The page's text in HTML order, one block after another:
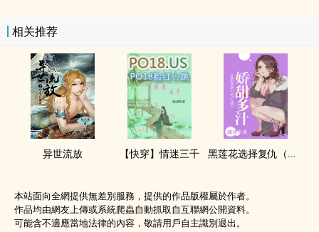
相关推荐
异世流放 【快穿】情迷三千 黑莲花选择复仇（‌‎­乱‍‎‎伦​­­、NP、­‌高​‌H‎‌）
本站面向全網提供無差別服務，提供的作品版權屬於作者。
作品均由網友上傳或系統爬蟲自動抓取自互聯網公開資料。
可能含不適應當地法律的內容，敬請用戶自主識別退出。